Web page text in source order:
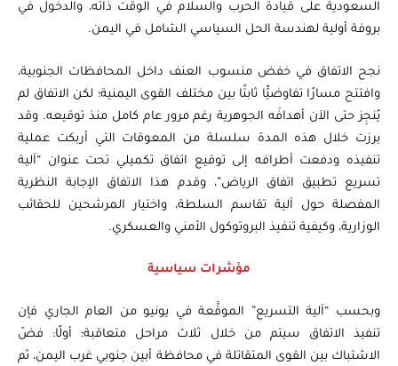
السعودية على قيادة الحرب والسلام في الوقت ذاته، والدخول في
بروفة أولية لهندسة الحل السياسي الشامل في اليمن.
نجح الاتفاق في خفض منسوب العنف داخل المحافظات الجنوبية،
وافتتح مسارًا تفاوضيًّا ثابتًا بين مختلف القوى اليمنية؛ لكن الاتفاق لم
يُنجِز حتى الآن أهدافَه الجوهرية رغم مرور عام كامل منذ توقيعه. وقد
برزت خلال هذه المدة سلسلة من المعوقات التي أربكت عملية
تنفيذه ودفعت أطرافه إلى توقيع اتفاق تكميلي تحت عنوان “آلية
تسريع تطبيق اتفاق الرياض”، وقدم هذا الاتفاق الإجابة النظرية
المفصلة حول آلية تقاسم السلطة، واختيار المرشحين للحقائب
الوزارية، وكيفية تنفيذ البروتوكول الأمني والعسكري.
مؤشرات سياسية
وبحسب “آلية التسريع” الموقَّعة في يونيو من العام الجاري فإن
تنفيذ الاتفاق سيتم من خلال ثلاث مراحل متعاقبة؛ أولًا: فضّ
الاشتباك بين القوى المتقاتلة في محافظة أبين جنوبي غرب اليمن، ثم